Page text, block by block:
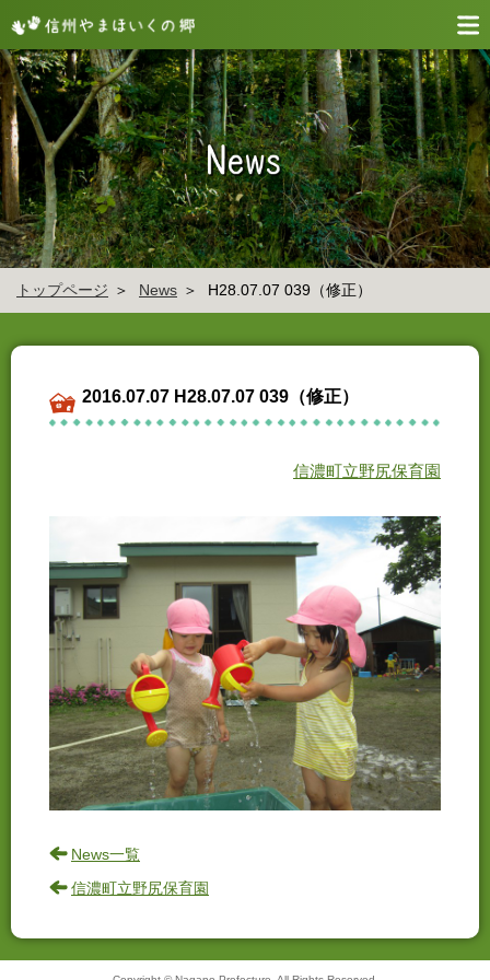
トップページ News H28.07.07 039（修正）
2016.07.07 H28.07.07 039（修正）
信濃町立野尻保育園
News一覧
信濃町立野尻保育園